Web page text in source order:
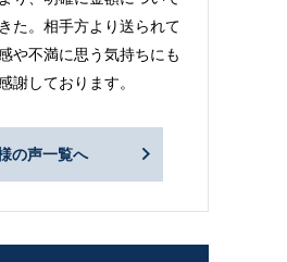
た。相手方より送られて
や不満に思う気持ちにも
謝しております。
の声一覧へ